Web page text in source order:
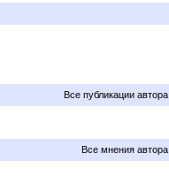
Все публикации автора
Все мнения автора